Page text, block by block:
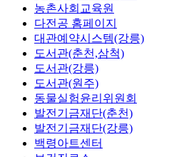
농촌사회교육원
다전공 홈페이지
대관예약시스템(강릉)
도서관(춘천,삼척)
도서관(강릉)
도서관(원주)
동물실험윤리위원회
발전기금재단(춘천)
발전기금재단(강릉)
백령아트센터